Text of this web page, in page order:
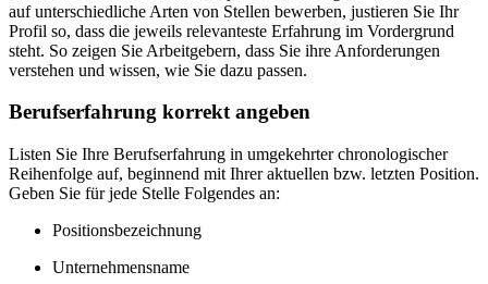
auf unterschiedliche Arten von Stellen bewerben, justieren Sie Ihr
Profil so, dass die jeweils relevanteste Erfahrung im Vordergrund
steht. So zeigen Sie Arbeitgebern, dass Sie ihre Anforderungen
verstehen und wissen, wie Sie dazu passen.
Berufserfahrung korrekt angeben
Listen Sie Ihre Berufserfahrung in umgekehrter chronologischer
Reihenfolge auf, beginnend mit Ihrer aktuellen bzw. letzten Position.
Geben Sie für jede Stelle Folgendes an:
Positionsbezeichnung
Unternehmensname